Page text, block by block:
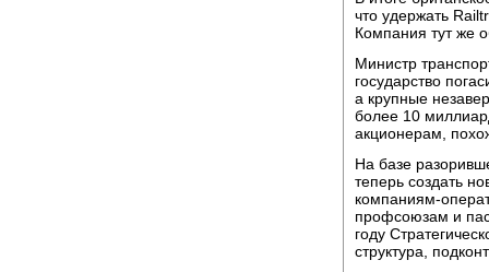
что удержать
Компания тут же
Министр
государство
а крупные
более 10
акционерам,
На базе
теперь создать
компаниям-
профсоюзам и
году
структура,